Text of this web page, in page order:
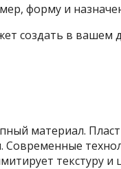
форму и
создать в вашем
материал.
Современные
текстуру и